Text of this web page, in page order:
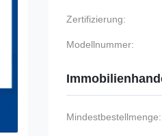
Zertifizierung:
Modellnummer:
Mindestbestellmenge: